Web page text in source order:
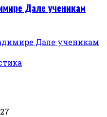
Дале ученикам